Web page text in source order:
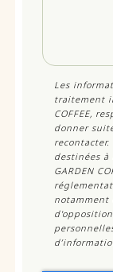
Les
traitement
COFFEE,
donner
destinées
GARDEN
notamment